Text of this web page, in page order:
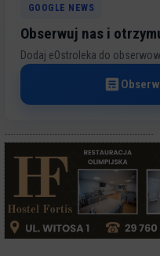
GOOGLE NEWS
Obserwuj nas i
Dodaj eOstroleka do